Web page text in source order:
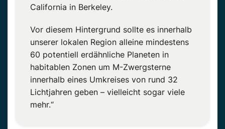
California in Berkeley.
Vor diesem Hintergrund sollte es innerhalb
unserer lokalen Region alleine mindestens
60 potentiell erdähnliche Planeten in
habitablen Zonen um M-Zwergsterne
innerhalb eines Umkreises von rund 32
Lichtjahren geben – vielleicht sogar viele
mehr.“